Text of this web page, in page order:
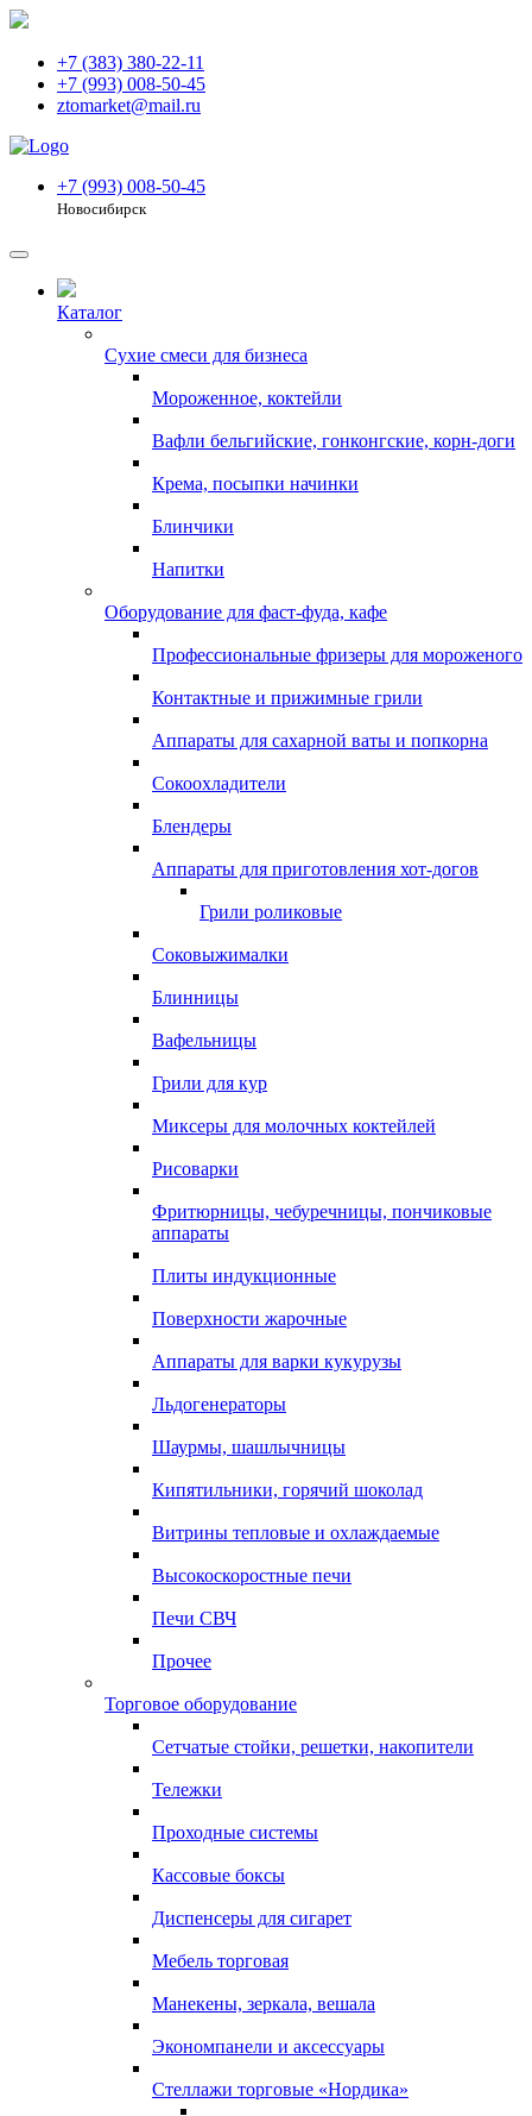
+7 (383) 380-22-11
+7 (993) 008-50-45
ztomarket@mail.ru
+7 (993) 008-50-45
Новосибирск
Каталог
Сухие смеси для бизнеса
Мороженное, коктейли
Вафли бельгийские, гонконгские, корн-доги
Крема, посыпки начинки
Блинчики
Напитки
Оборудование для фаст-фуда, кафе
Профессиональные фризеры для мороженого
Контактные и прижимные грили
Аппараты для сахарной ваты и попкорна
Сокоохладители
Блендеры
Аппараты для приготовления хот-догов
Грили роликовые
Соковыжималки
Блинницы
Вафельницы
Грили для кур
Миксеры для молочных коктейлей
Рисоварки
Фритюрницы, чебуречницы, пончиковые
аппараты
Плиты индукционные
Поверхности жарочные
Аппараты для варки кукурузы
Льдогенераторы
Шаурмы, шашлычницы
Кипятильники, горячий шоколад
Витрины тепловые и охлаждаемые
Высокоскоростные печи
Печи СВЧ
Прочее
Торговое оборудование
Сетчатые стойки, решетки, накопители
Тележки
Проходные системы
Кассовые боксы
Диспенсеры для сигарет
Мебель торговая
Манекены, зеркала, вешала
Экономпанели и аксессуары
Стеллажи торговые «Нордика»